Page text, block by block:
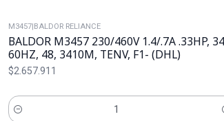
M3457|BALDOR RELIANCE
BALDOR M3457 230/460V 1.4/.7A .33HP,
60HZ, 48, 3410M, TENV, F1- (DHL)
$2.657.911
Cantidad